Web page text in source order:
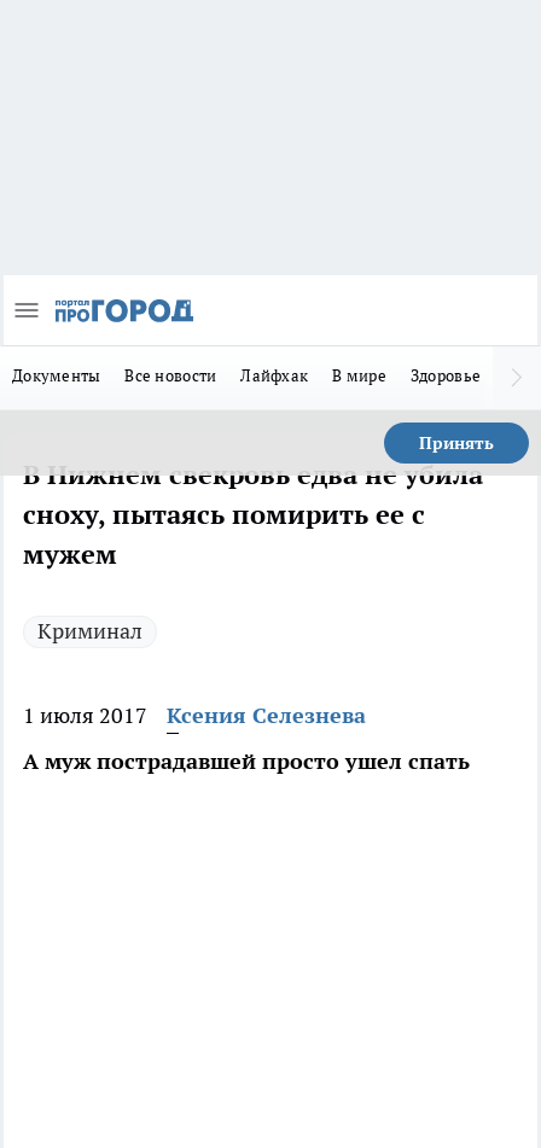
Документы Все новости Лайфхак В мире Здоровье
Принять
В Нижнем свекровь едва не убила
сноху, пытаясь помирить ее с
мужем
Криминал
1 июля 2017
Ксения Селезнева
А муж пострадавшей просто ушел спать